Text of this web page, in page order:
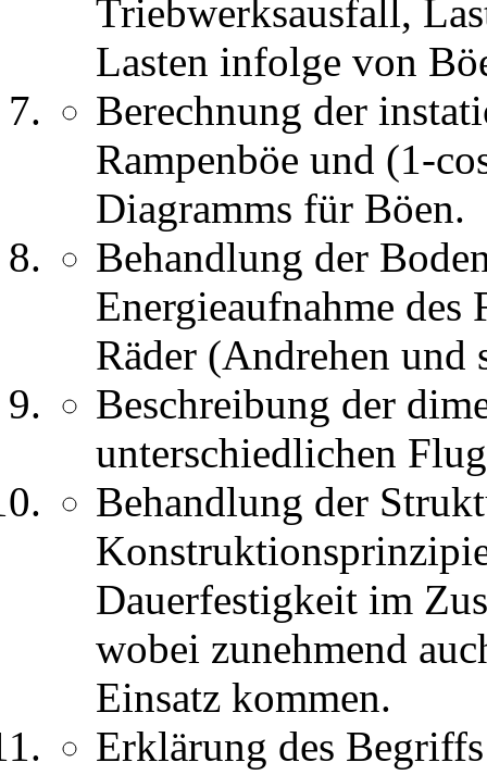
Triebwerksausfall,
Lasten infolge von
Berechnung der
Rampenböe und (1-
Diagramms für Böen.
Behandlung der
Energieaufnahme
Räder (Andrehen und
Beschreibung der
unterschiedlichen
Behandlung der
Dauerfestigkeit im
wobei zunehmend
Einsatz kommen.
Erklärung des